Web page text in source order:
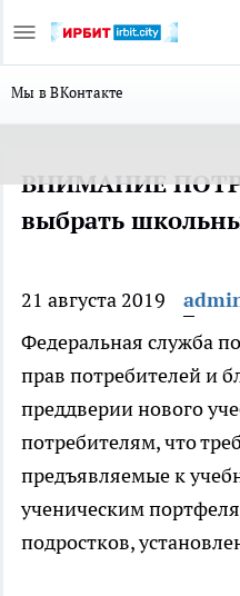
Мы в ВКонтакте
ВНИМАНИЕ
выбрать
21 августа 2019
Федеральная служба
прав потребителей и
преддверии нового
потребителям, что
предъявляемые к
ученическим
подростков,